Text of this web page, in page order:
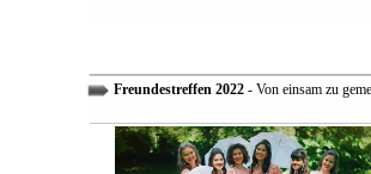
Freundestreffen 2022- Von einsam zu